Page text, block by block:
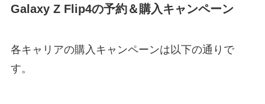
Galaxy Z Flip4の予約＆購入キャンペーン
各キャリアの購入キャンペーンは以下の通りで
す。